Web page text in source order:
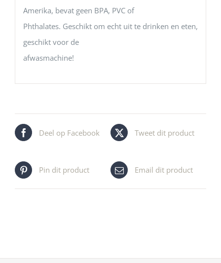
Amerika, bevat geen BPA, PVC of
Phthalates. Geschikt om echt uit te drinken en eten,
geschikt voor de
afwasmachine!
Deel op Facebook Tweet dit product
Pin dit product Email dit product